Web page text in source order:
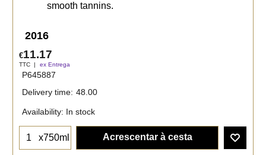
smooth tannins.
2016
€11.17
TTC ex Entrega
P645887
Delivery time: 48.00
Availability: In stock
x750ml Acrescentar à cesta